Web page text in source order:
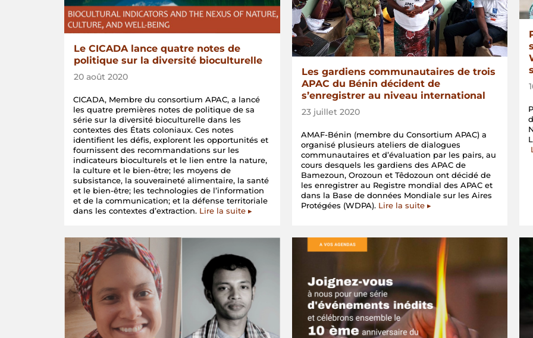
Le CICADA lance quatre notes de
politique sur la diversité bioculturelle
20 août 2020
CICADA, Membre du consortium APAC, a lancé
les quatre premières notes de politique de sa
série sur la diversité bioculturelle dans les
contextes des États coloniaux. Ces notes
identifient les défis, explorent les opportunités et
fournissent des recommandations sur les
indicateurs bioculturels et le lien entre la nature,
la culture et le bien-être; les moyens de
subsistance, la souveraineté alimentaire, la santé
et le bien-être; les technologies de l’information
et de la communication; et la défense territoriale
dans les contextes d’extraction. Lire la suite ▸
Les gardiens communautaires de trois
APAC du Bénin décident de
s’enregistrer au niveau international
23 juillet 2020
AMAF-Bénin (membre du Consortium APAC) a
organisé plusieurs ateliers de dialogues
communautaires et d’évaluation par les pairs, au
cours desquels les gardiens des APAC de
Bamezoun, Orozoun et Têdozoun ont décidé de
les enregistrer au Registre mondial des APAC et
dans la Base de données Mondiale sur les Aires
Protégées (WDPA). Lire la suite ▸